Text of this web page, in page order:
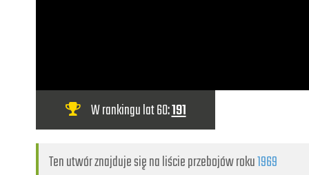
W rankingu lat 60:191
Ten utwór znajduje się na liście przebojów roku1969